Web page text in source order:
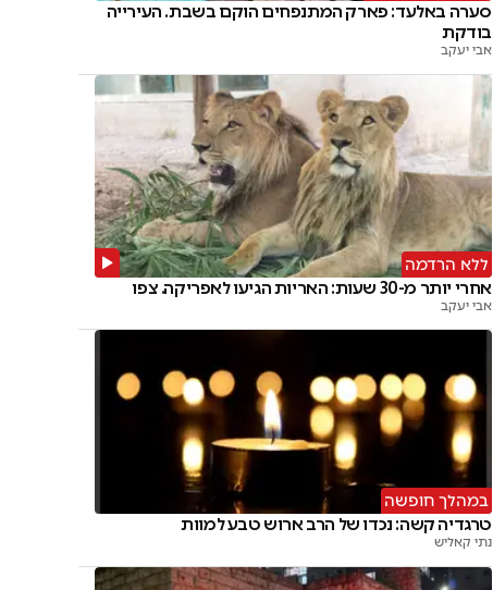
סערה באלעד: פארק המתנפחים הוקם בשבת. העירייה
בודקת
אבי יעקב
ללא הרדמה
אחרי יותר מ-30 שעות: האריות הגיעו לאפריקה. צפו
אבי יעקב
במהלך חופשה
טרגדיה קשה: נכדו של הרב ארוש טבע למוות
נתי קאליש